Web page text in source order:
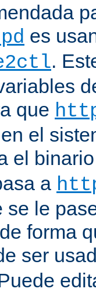
es
.
que
el
el
a
se le
forma
ser